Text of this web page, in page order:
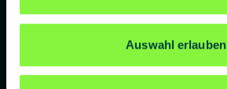
Auswahl erlauben
Lieferanten
Kontakt